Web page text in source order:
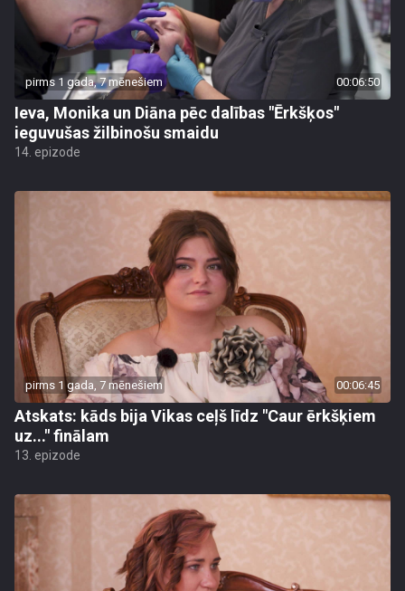
pirms 1 gada, 7 mēnešiem 00:06:50
Ieva, Monika un Diāna pēc dalības "Ērkšķos"
ieguvušas žilbinošu smaidu
14. epizode
pirms 1 gada, 7 mēnešiem 00:06:45
Atskats: kāds bija Vikas ceļš līdz "Caur ērkšķiem
uz..." finālam
13. epizode